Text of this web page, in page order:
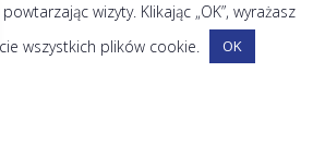
wizyty. Klikając „OK”, wyrażasz
wszystkich plików cookie.
OK